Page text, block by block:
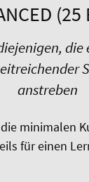
(25
die
anstreben
minimalen
für einen